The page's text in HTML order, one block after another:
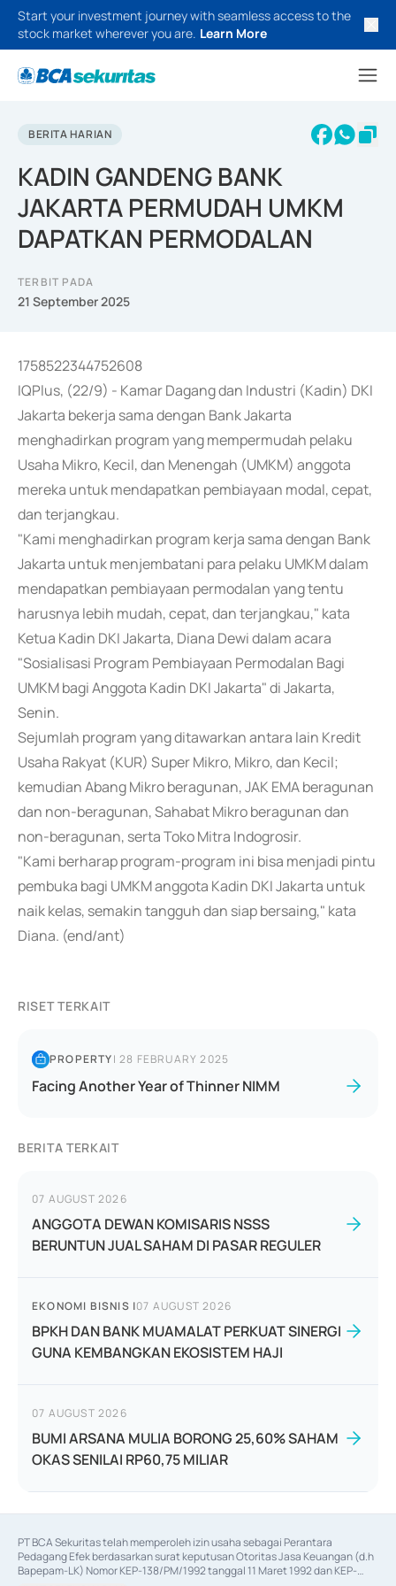
Start your investment journey with seamless access to the
stock market wherever you are. Learn More
BERITA HARIAN
KADIN GANDENG BANK
JAKARTA PERMUDAH UMKM
DAPATKAN PERMODALAN
TERBIT PADA
21 September 2025
1758522344752608
IQPlus, (22/9) - Kamar Dagang dan Industri (Kadin) DKI
Jakarta bekerja sama dengan Bank Jakarta
menghadirkan program yang mempermudah pelaku
Usaha Mikro, Kecil, dan Menengah (UMKM) anggota
mereka untuk mendapatkan pembiayaan modal, cepat,
dan terjangkau.
"Kami menghadirkan program kerja sama dengan Bank
Jakarta untuk menjembatani para pelaku UMKM dalam
mendapatkan pembiayaan permodalan yang tentu
harusnya lebih mudah, cepat, dan terjangkau," kata
Ketua Kadin DKI Jakarta, Diana Dewi dalam acara
"Sosialisasi Program Pembiayaan Permodalan Bagi
UMKM bagi Anggota Kadin DKI Jakarta" di Jakarta,
Senin.
Sejumlah program yang ditawarkan antara lain Kredit
Usaha Rakyat (KUR) Super Mikro, Mikro, dan Kecil;
kemudian Abang Mikro beragunan, JAK EMA beragunan
dan non-beragunan, Sahabat Mikro beragunan dan
non-beragunan, serta Toko Mitra Indogrosir.
"Kami berharap program-program ini bisa menjadi pintu
pembuka bagi UMKM anggota Kadin DKI Jakarta untuk
naik kelas, semakin tangguh dan siap bersaing," kata
Diana. (end/ant)
RISET TERKAIT
PROPERTY|28 FEBRUARY 2025
Facing Another Year of Thinner NIMM
BERITA TERKAIT
07 AUGUST 2026
ANGGOTA DEWAN KOMISARIS NSSS
BERUNTUN JUAL SAHAM DI PASAR REGULER
EKONOMI BISNIS |07 AUGUST 2026
BPKH DAN BANK MUAMALAT PERKUAT SINERGI
GUNA KEMBANGKAN EKOSISTEM HAJI
07 AUGUST 2026
BUMI ARSANA MULIA BORONG 25,60% SAHAM
OKAS SENILAI RP60,75 MILIAR
PT BCA Sekuritas telah memperoleh izin usaha sebagai Perantara
Pedagang Efek berdasarkan surat keputusan Otoritas Jasa Keuangan (d.h
Bapepam-LK) Nomor KEP-138/PM/1992 tanggal 11 Maret 1992 dan KEP-